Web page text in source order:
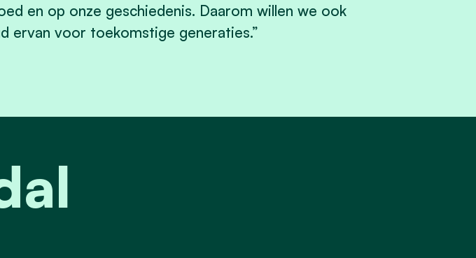
en op onze geschiedenis. Daarom willen we ook
ervan voor toekomstige generaties.”